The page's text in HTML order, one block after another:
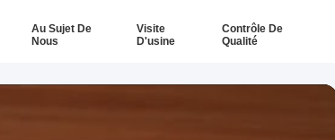
Au Sujet De
Nous
Visite
D'usine
Contrôle De
Qualité